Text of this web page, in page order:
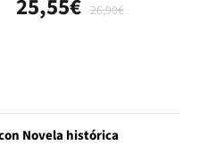
26,90€
25,55€
Novela histórica